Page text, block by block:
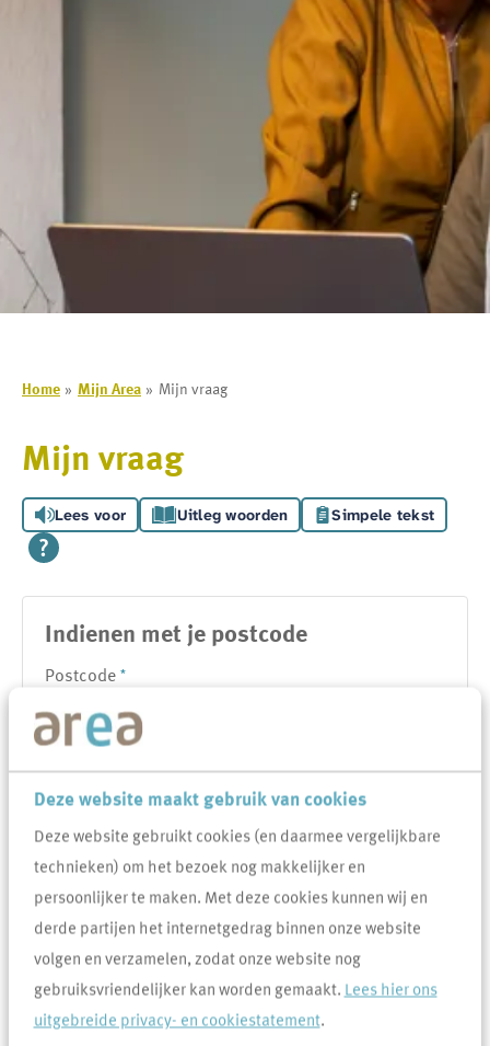
Deze website maakt gebruik van cookies
Deze website gebruikt cookies (en daarmee vergelijkbare
technieken) om het bezoek nog makkelijker en
persoonlijker te maken. Met deze cookies kunnen wij en
derde partijen het internetgedrag binnen onze website
volgen en verzamelen, zodat onze website nog
gebruiksvriendelijker kan worden gemaakt. Lees hier ons
uitgebreide privacy- en cookiestatement.
Home Mijn Area Mijn vraag
Mijn vraag
Lees voor Uitleg woorden Simpele tekst
Indienen met je postcode
Postcode *
Huisnummer*
Toevoeging
Volgende